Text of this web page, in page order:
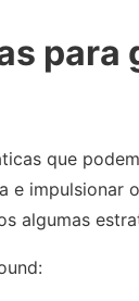
para
que
e impulsionar
algumas